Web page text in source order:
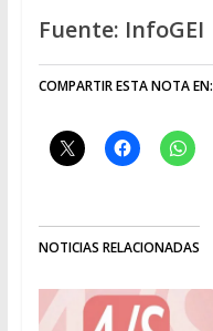
Fuente: InfoGEI
COMPARTIR ESTA NOTA EN:
NOTICIAS RELACIONADAS